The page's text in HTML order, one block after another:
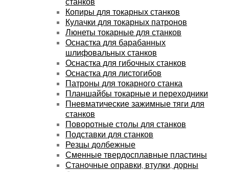
Копиры для токарных станков
Кулачки для токарных патронов
Люнеты токарные для станков
Оснастка для барабанных
шлифовальных станков
Оснастка для гибочных станков
Оснастка для листогибов
Патроны для токарного станка
Планшайбы токарные и переходники
Пневматические зажимные тяги для
станков
Поворотные столы для станков
Подставки для станков
Резцы долбежные
Сменные твердосплавные пластины
Станочные оправки, втулки, дорны